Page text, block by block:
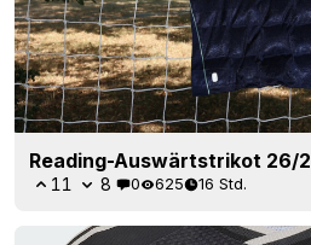
Reading-Auswärtstrikot 26/
11 8 0 625 16 Std.